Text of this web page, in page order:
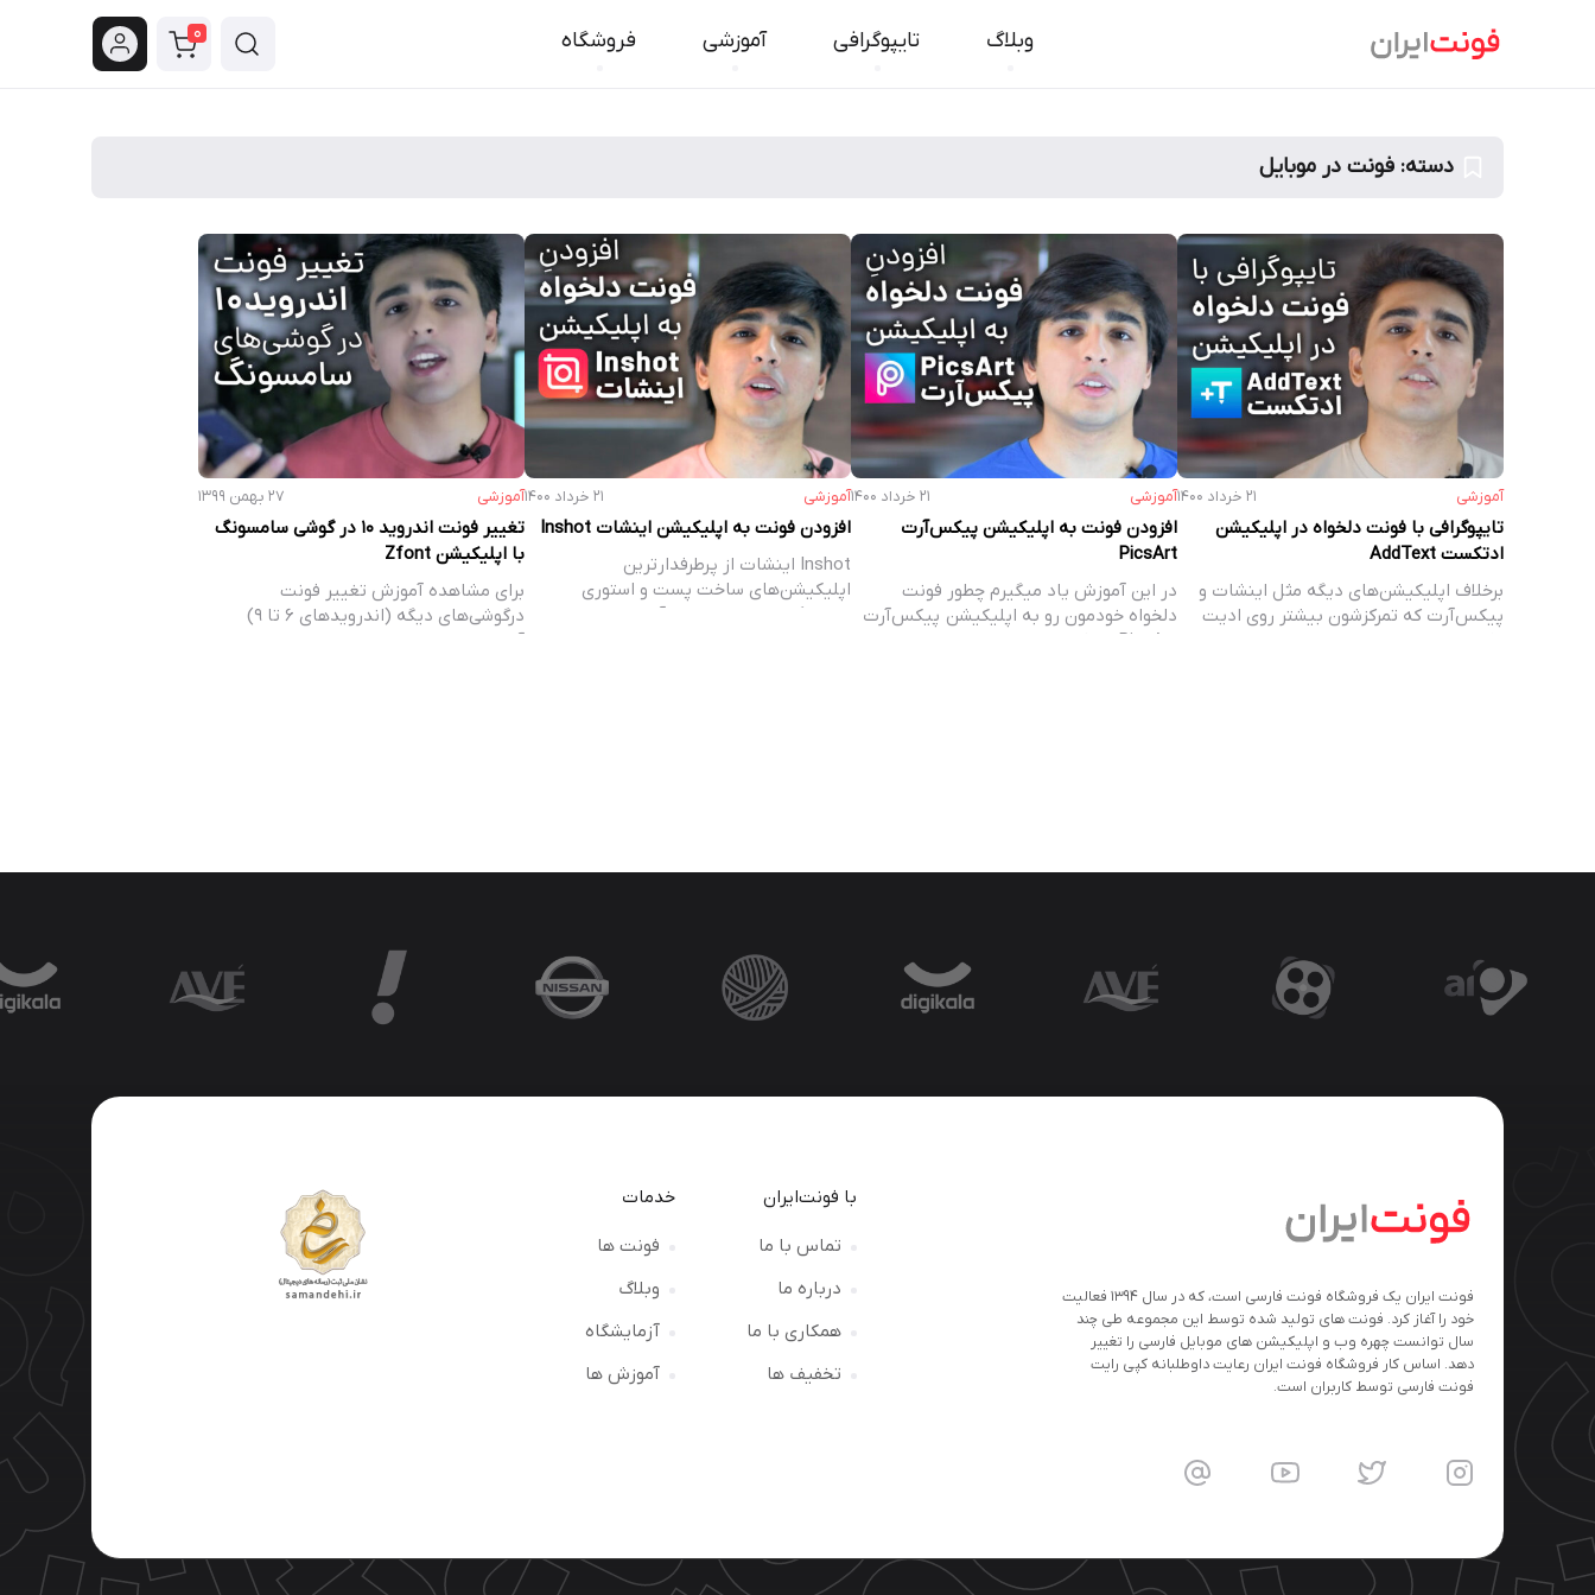
0 وبلاگ تایپوگرافی آموزشی فروشگاه
دسته: فونت در موبایل
آموزشی ۲۱ خرداد ۱۴۰۰
تایپوگرافی با فونت دلخواه در اپلیکیشن
ادتکست AddText
برخلاف اپلیکیشن‌های دیگه مثل اینشات و
پیکس‌آرت که تمرکزشون بیشتر روی ادیت
آموزشی ۲۱ خرداد ۱۴۰۰
افزودن فونت به اپلیکیشن پیکس‌آرت
PicsArt
در این آموزش یاد میگیرم چطور فونت
دلخواه خودمون رو به اپلیکیشن پیکس‌آرت
آموزشی ۲۱ خرداد ۱۴۰۰
افزودن فونت به اپلیکیشن اینشات Inshot
Inshot اینشات از پرطرفدارترین
اپلیکیشن‌های ساخت پست و استوری
آموزشی ۲۷ بهمن ۱۳۹۹
تغییر فونت اندروید ۱۰ در گوشی سامسونگ
با اپلیکیشن Zfont
برای مشاهده آموزش تغییر فونت
درگوشی‌های دیگه (اندروید‌های ۶ تا ۹)
فونت ایران یک فروشگاه فونت فارسی است، که در سال ۱۳۹۴ فعالیت
خود را آغاز کرد. فونت های تولید شده توسط این مجموعه طی چند
سال توانست چهره وب و اپلیکیشن های موبایل فارسی را تغییر
دهد. اساس کار فروشگاه فونت ایران رعایت داوطلبانه کپی رایت
فونت فارسی توسط کاربران است.
با فونت‌ایران
تماس با ما
درباره ما
همکاری با ما
تخفیف ها
خدمات
فونت ها
وبلاگ
آزمایشگاه
آموزش ها